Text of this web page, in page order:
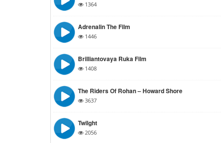
1364
Adrenalin The Film
1446
Brilliantovaya Ruka Film
1408
The Riders Of Rohan – Howard Shore
3637
Twilght
2056